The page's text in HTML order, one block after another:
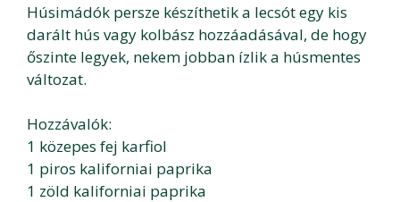
Húsimádók persze készíthetik a lecsót egy kis
darált hús vagy kolbász hozzáadásával, de hogy
őszinte legyek, nekem jobban ízlik a húsmentes
változat.
Hozzávalók:
1 közepes fej karfiol
1 piros kaliforniai paprika
1 zöld kaliforniai paprika